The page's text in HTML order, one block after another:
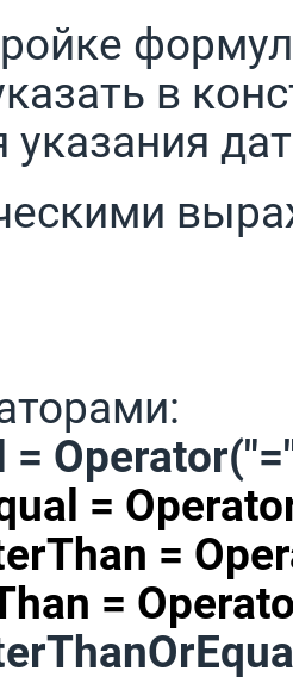
в
указания
=
=
=
=